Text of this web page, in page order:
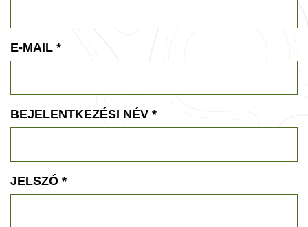
E-MAIL *
BEJELENTKEZÉSI NÉV *
JELSZÓ *